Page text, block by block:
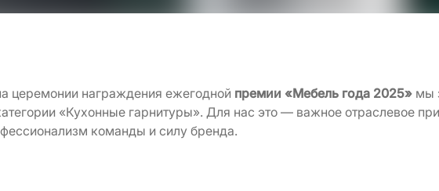
церемонии награждения ежегодной премии «Мебель года 2025» мы
«Кухонные гарнитуры». Для нас это — важное отраслевое
команды и силу бренда.